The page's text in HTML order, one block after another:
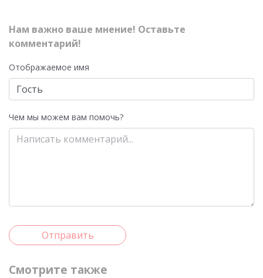
Нам важно ваше мнение! Оставьте
комментарий!
Отображаемое имя
Чем мы можем вам помочь?
Отправить
Смотрите также